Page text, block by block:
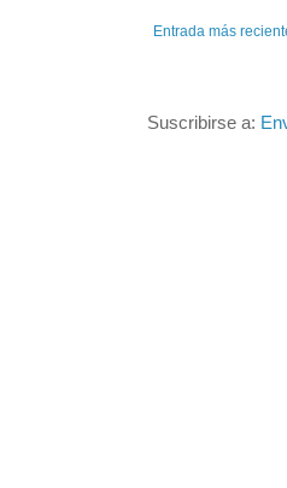
Entrada más
Suscribirse a: